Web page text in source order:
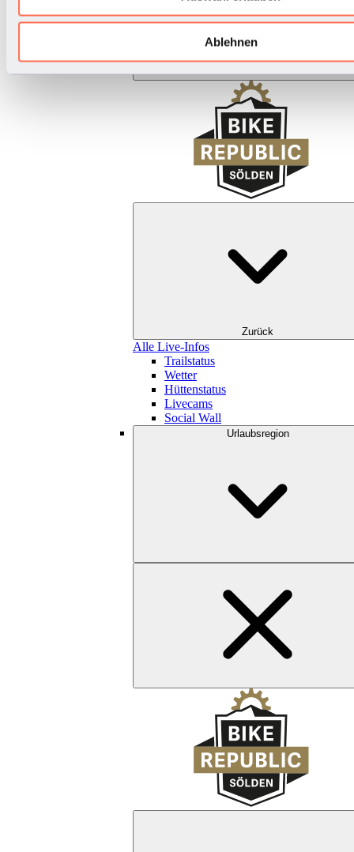
Ablehnen
Zurück
Alle Live-Infos
Trailstatus
Wetter
Hüttenstatus
Livecams
Social Wall
Urlaubsregion